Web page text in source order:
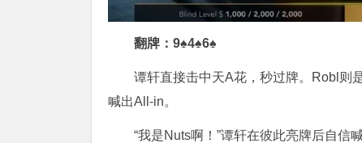
翻牌：9♠4♠6♠
谭轩直接击中天A花，秒过牌。Robl则
喊出All-in。
“我是Nuts啊！”谭轩在彼此亮牌后自信